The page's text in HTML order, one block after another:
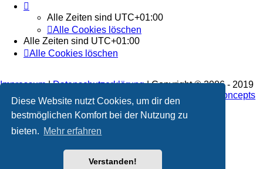
Diese Website nutzt Cookies, um dir den
bestmöglichen Komfort bei der Nutzung zu
bieten. Mehr erfahren
Verstanden!
Alle Zeiten sind UTC+01:00
Alle Cookies löschen
Alle Zeiten sind UTC+01:00
Alle Cookies löschen
Impressum|Datenschutzerklärung| Copyright © 2006 - 2019
Dieses Forum ist gehostet bei
bluewater multimedia concepts
e.K..